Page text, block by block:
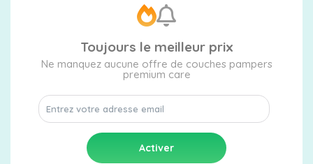
Toujours le meilleur prix
Ne manquez aucune offre de couches pampers
premium care